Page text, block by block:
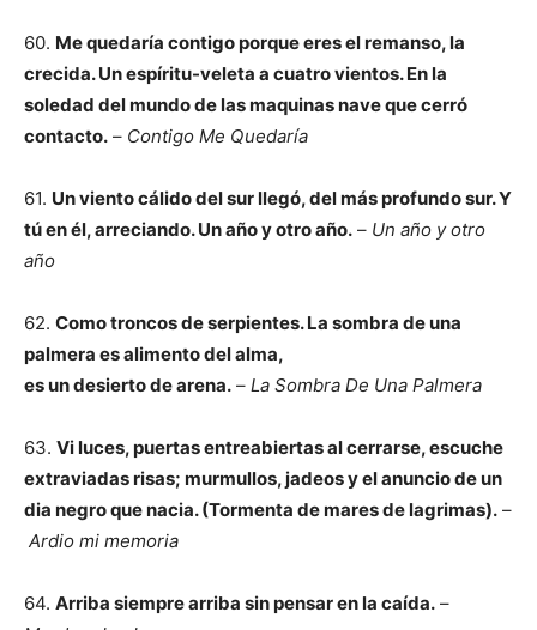
60. Me quedaría contigo porque eres el remanso, la
crecida. Un espíritu-veleta a cuatro vientos. En la
soledad del mundo de las maquinas nave que cerró
contacto. – Contigo Me Quedaría
61. Un viento cálido del sur llegó, del más profundo sur. Y
tú en él, arreciando. Un año y otro año. – Un año y otro
año
62. Como troncos de serpientes. La sombra de una
palmera es alimento del alma,
es un desierto de arena. – La Sombra De Una Palmera
63. Vi luces, puertas entreabiertas al cerrarse, escuche
extraviadas risas; murmullos, jadeos y el anuncio de un
dia negro que nacia. (Tormenta de mares de lagrimas). –
Ardio mi memoria
64. Arriba siempre arriba sin pensar en la caída. –